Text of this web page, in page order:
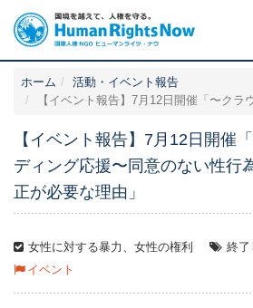
ホーム
活動・イベント報告
【イベント報告】7月12日開催「〜クラ
【イベント報告】7月12日開催
ディング応援〜同意のない性行
正が必要な理由」
女性に対する暴力、女性の権利 終了
イベント